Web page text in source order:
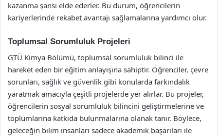
kazanma şansı elde ederler. Bu durum, öğrencilerin
kariyerlerinde rekabet avantajı sağlamalarına yardımcı olur.
Toplumsal Sorumluluk Projeleri
GTÜ Kimya Bölümü, toplumsal sorumluluk bilinci ile
hareket eden bir eğitim anlayışına sahiptir. Öğrenciler, çevre
sorunları, sağlık ve güvenlik gibi konularda farkındalık
yaratmak amacıyla çeşitli projelerde yer alırlar. Bu projeler,
öğrencilerin sosyal sorumluluk bilincini geliştirmelerine ve
toplumlarına katkıda bulunmalarına olanak tanır. Böylece,
geleceğin bilim insanları sadece akademik başarıları ile